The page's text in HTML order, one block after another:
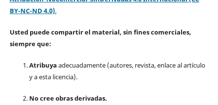
BY-NC-ND 4.0).
Usted puede compartir el material, sin fines comerciales,
siempre que:
Atribuya adecuadamente (autores, revista, enlace al artículo
y a esta licencia).
No cree obras derivadas.